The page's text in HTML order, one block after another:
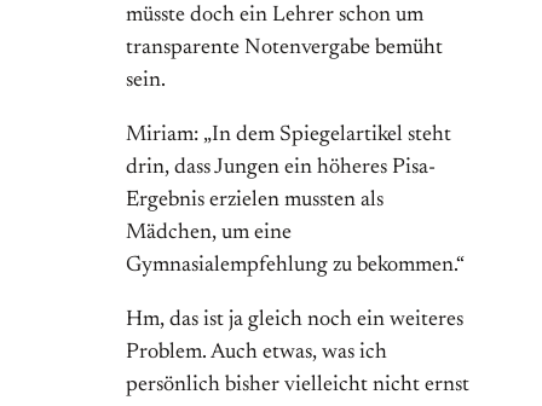
müsste doch ein Lehrer schon um
transparente Notenvergabe bemüht
sein.
Miriam: „In dem Spiegelartikel steht
drin, dass Jungen ein höheres Pisa-
Ergebnis erzielen mussten als
Mädchen, um eine
Gymnasialempfehlung zu bekommen.“
Hm, das ist ja gleich noch ein weiteres
Problem. Auch etwas, was ich
persönlich bisher vielleicht nicht ernst